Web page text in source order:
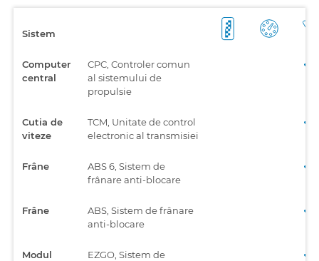
Sistem
Computer
central
CPC, Controler comun
al sistemului de
propulsie
Cutia de
viteze
TCM, Unitate de control
electronic al transmisiei
Frâne
ABS 6, Sistem de
frânare anti-blocare
Frâne
ABS, Sistem de frânare
anti-blocare
Modul
EZGO, Sistem de